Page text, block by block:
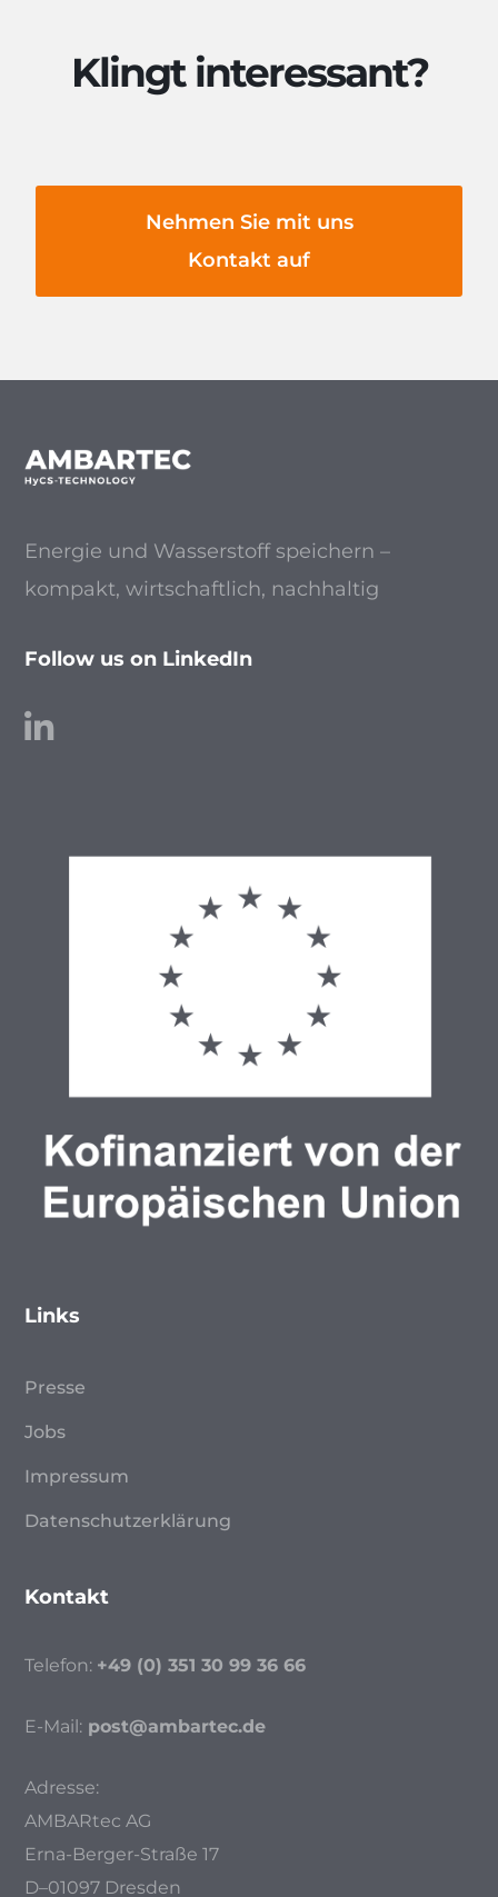
Klingt interessant?
Nehmen Sie mit uns
Kontakt auf
Energie und Wasserstoff speichern –
kompakt, wirtschaftlich, nachhaltig
Follow us on LinkedIn
Links
Presse
Jobs
Impressum
Datenschutzerklärung
Kontakt
Telefon: +49 (0) 351 30 99 36 66
E-Mail: post@ambartec.de
Adresse:
AMBARtec AG
Erna-Berger-Straße 17
D–01097 Dresden